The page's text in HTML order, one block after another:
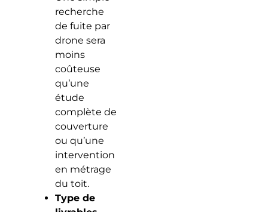
recherche
de fuite par
drone sera
moins
coûteuse
qu’une
étude
complète de
couverture
ou qu’une
intervention
en métrage
du toit.
Type de